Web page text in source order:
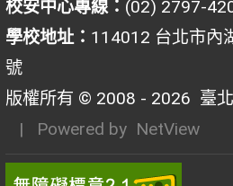
校安中心專線： (02) 2797-
學校地址： 114012 台北市內
號
版權所有 © 2008 - 2026 臺
| Powered by NetView